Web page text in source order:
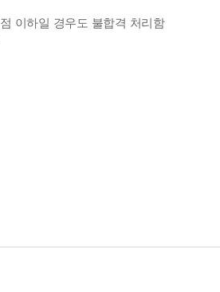
점 이하일 경우도 불합격 처리함